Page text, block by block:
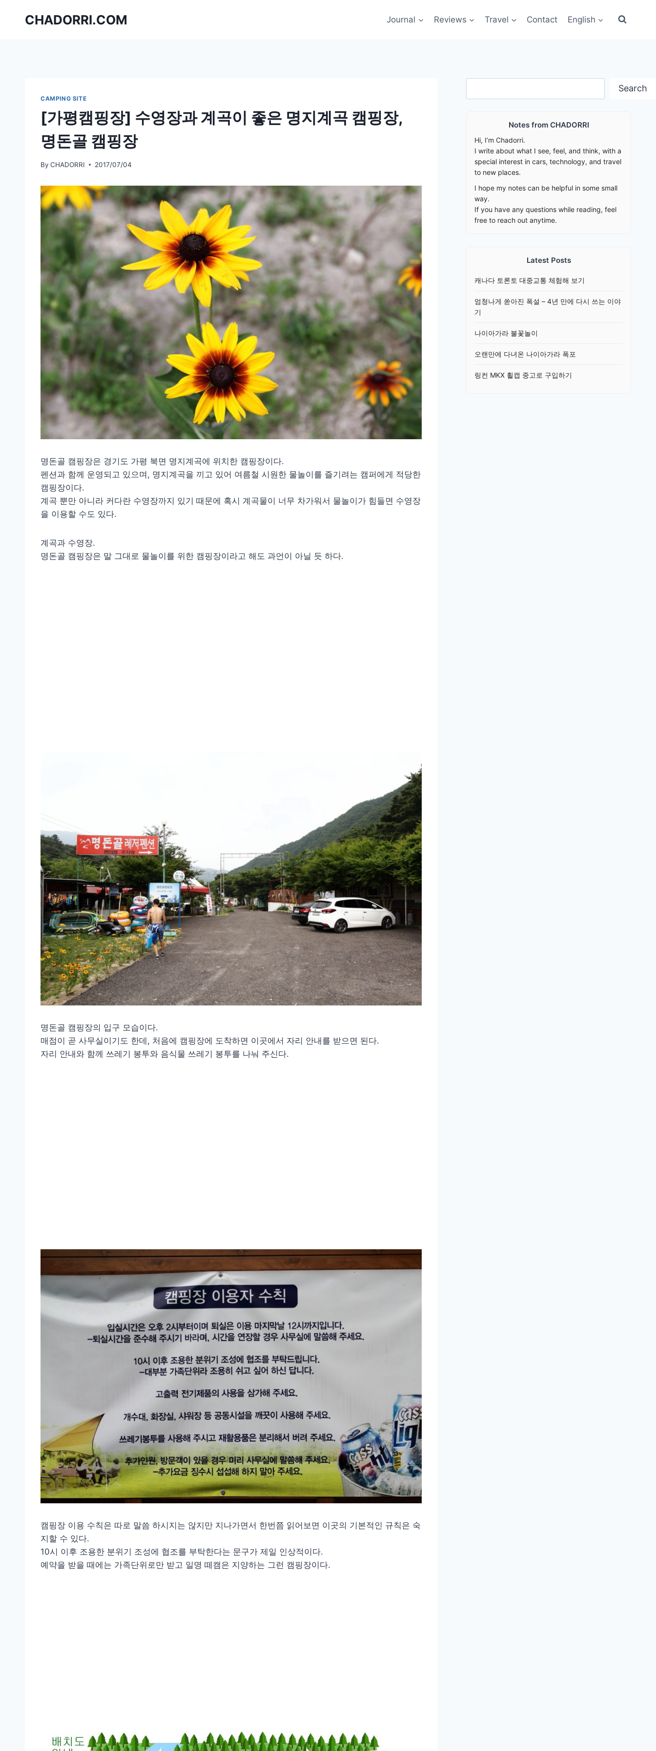
CHADORRI.COM Journal Reviews Travel Contact English
CAMPING SITE
[가평캠핑장] 수영장과 계곡이 좋은 명지계곡 캠핑장,
명돈골 캠핑장
By CHADORRI 2017/07/04
명돈골 캠핑장은 경기도 가평 북면 명지계곡에 위치한 캠핑장이다.
펜션과 함께 운영되고 있으며, 명지계곡을 끼고 있어 여름철 시원한 물놀이를 즐기려는 캠퍼에게 적당한
캠핑장이다.
계곡 뿐만 아니라 커다란 수영장까지 있기 때문에 혹시 계곡물이 너무 차가워서 물놀이가 힘들면 수영장
을 이용할 수도 있다.
계곡과 수영장.
명돈골 캠핑장은 말 그대로 물놀이를 위한 캠핑장이라고 해도 과언이 아닐 듯 하다.
명돈골 캠핑장의 입구 모습이다.
매점이 곧 사무실이기도 한데, 처음에 캠핑장에 도착하면 이곳에서 자리 안내를 받으면 된다.
자리 안내와 함께 쓰레기 봉투와 음식물 쓰레기 봉투를 나눠 주신다.
캠핑장 이용 수칙은 따로 말씀 하시지는 않지만 지나가면서 한번쯤 읽어보면 이곳의 기본적인 규칙은 숙
지할 수 있다.
10시 이후 조용한 분위기 조성에 협조를 부탁한다는 문구가 제일 인상적이다.
예약을 받을 때에는 가족단위로만 받고 일명 떼캠은 지양하는 그런 캠핑장이다.
Search
Notes from CHADORRI
Hi, I’m Chadorri.
I write about what I see, feel, and think, with a
special interest in cars, technology, and travel
to new places.
I hope my notes can be helpful in some small
way.
If you have any questions while reading, feel
free to reach out anytime.
Latest Posts
캐나다 토론토 대중교통 체험해 보기
엄청나게 쏟아진 폭설 – 4년 만에 다시 쓰는 이야
기
나이아가라 불꽃놀이
오랜만에 다녀온 나이아가라 폭포
링컨 MKX 휠캡 중고로 구입하기